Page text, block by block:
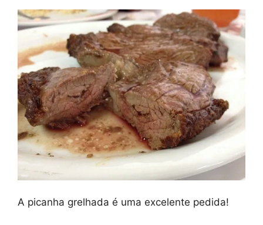
A picanha grelhada é uma excelente pedida!